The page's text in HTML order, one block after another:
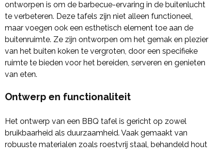
ontworpen is om de barbecue-ervaring in de buitenlucht
te verbeteren. Deze tafels zijn niet alleen functioneel,
maar voegen ook een esthetisch element toe aan de
buitenruimte. Ze zijn ontworpen om het gemak en plezier
van het buiten koken te vergroten, door een specifieke
ruimte te bieden voor het bereiden, serveren en genieten
van eten.
Ontwerp en functionaliteit
Het ontwerp van een BBQ tafel is gericht op zowel
bruikbaarheid als duurzaamheid. Vaak gemaakt van
robuuste materialen zoals roestvrij staal, behandeld hout